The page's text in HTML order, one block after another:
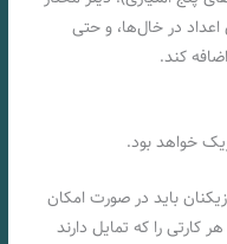
در خال‌ها، و حتی
خواهد بود.
باید در صورت امکان
کارتی را که تمایل دارند